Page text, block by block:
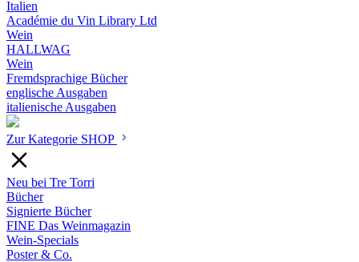
Italien
Académie du Vin Library Ltd
Wein
HALLWAG
Wein
Fremdsprachige Bücher
englische Ausgaben
italienische Ausgaben
Zur Kategorie SHOP
Neu bei Tre Torri
Bücher
Signierte Bücher
FINE Das Weinmagazin
Wein-Specials
Poster & Co.